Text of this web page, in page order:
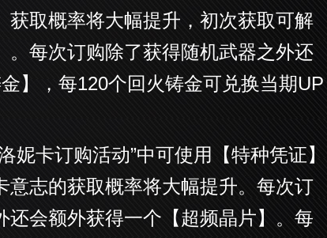
获取概率将大幅提升，初次获取可解
。每次订购除了获得随机武器之外还
】，每120个回火铸金可兑换当期UP
妮卡订购活动”中可使用【特种凭证】
意志的获取概率将大幅提升。每次订
还会额外获得一个【超频晶片】。每